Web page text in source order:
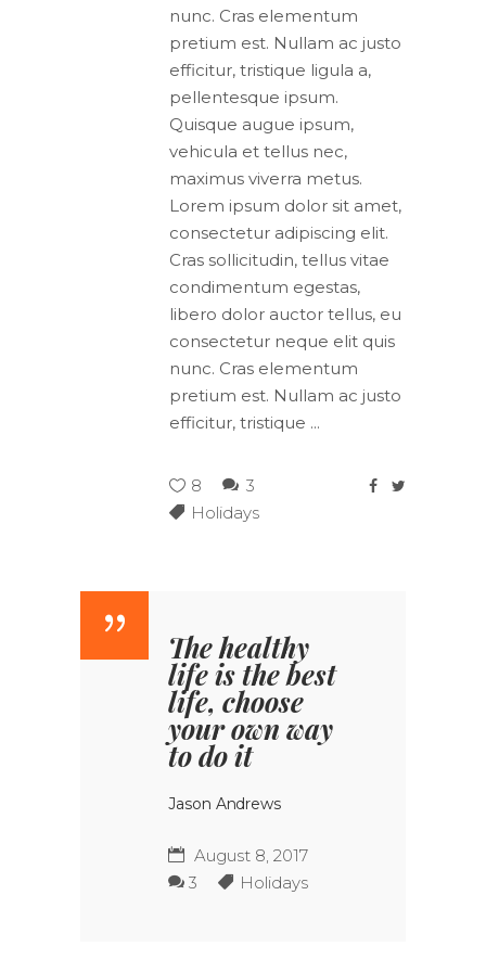
nunc. Cras elementum
pretium est. Nullam ac justo
efficitur, tristique ligula a,
pellentesque ipsum.
Quisque augue ipsum,
vehicula et tellus nec,
maximus viverra metus.
Lorem ipsum dolor sit amet,
consectetur adipiscing elit.
Cras sollicitudin, tellus vitae
condimentum egestas,
libero dolor auctor tellus, eu
consectetur neque elit quis
nunc. Cras elementum
pretium est. Nullam ac justo
efficitur, tristique
8
3
Holidays
The healthy
life is the best
life, choose
your own way
to do it
Jason Andrews
August 8, 2017
3
Holidays